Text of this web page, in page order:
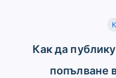
Как да
попълване